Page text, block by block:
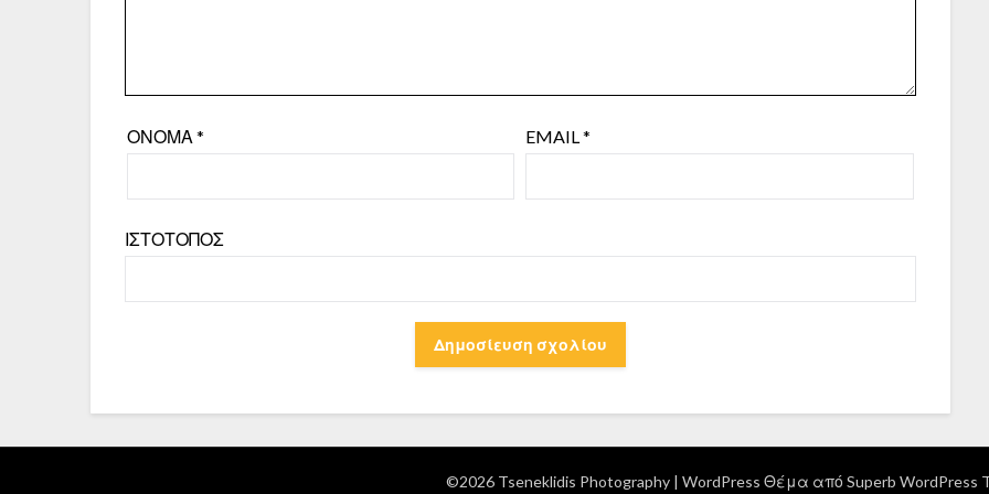
ΌΝΟΜΑ* EMAIL*
ΙΣΤΌΤΟΠΟΣ
©2026 Tseneklidis Photography | WordPress Θέμα από Superb WordPress